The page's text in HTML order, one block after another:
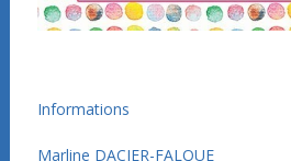
Informations
Marline DACIER-FALQUE